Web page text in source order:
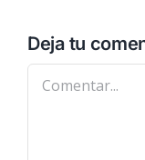
Deja tu
Comentar